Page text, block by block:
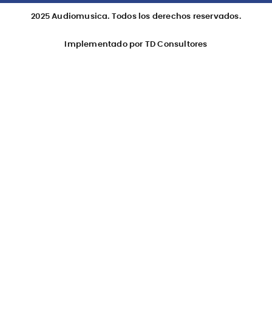
2025 Audiomusica. Todos los derechos reservados.
Implementado por TD Consultores